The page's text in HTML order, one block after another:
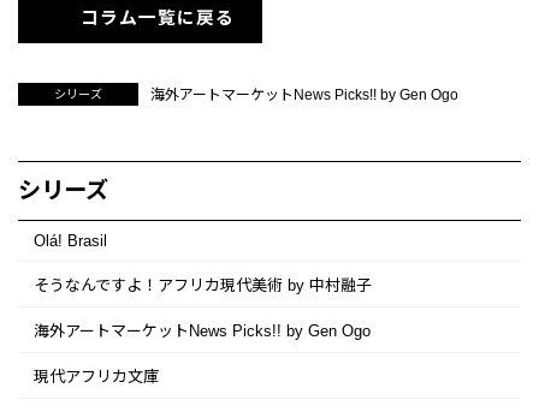
コラム一覧に戻る
シリーズ 海外アートマーケットNews Picks!! by Gen Ogo
シリーズ
Olá! Brasil
そうなんですよ！アフリカ現代美術 by 中村融子
海外アートマーケットNews Picks!! by Gen Ogo
現代アフリカ文庫